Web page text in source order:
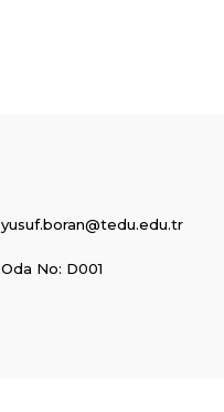
yusuf.boran@tedu.edu.tr
Oda No: D001